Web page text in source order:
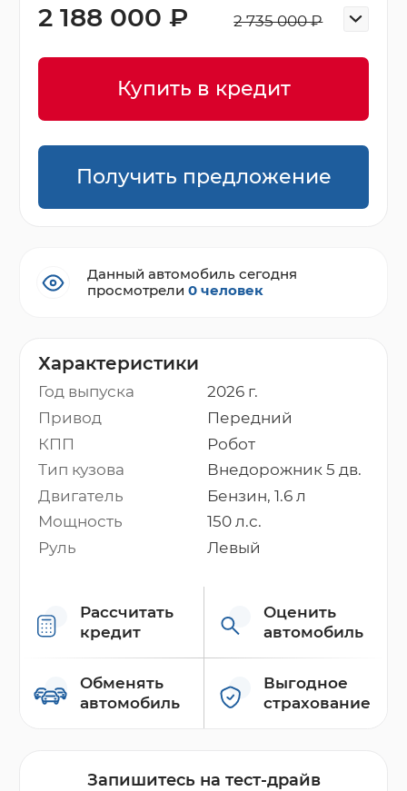
Характеристики
Год выпуска
2026 г.
Привод
Передний
КПП
Робот
Тип кузова
Внедорожник 5 дв.
Двигатель
Бензин, 1.6 л
Мощность
150 л.с.
Руль
Левый
Рассчитать
кредит
Оценить
автомобиль
Обменять
автомобиль
Выгодное
страхование
2 735 000 ₽
2 188 000 ₽
Купить в кредит
Получить предложение
Данный автомобиль сегодня
просмотрели0 человек
Запишитесь на тест-драйв